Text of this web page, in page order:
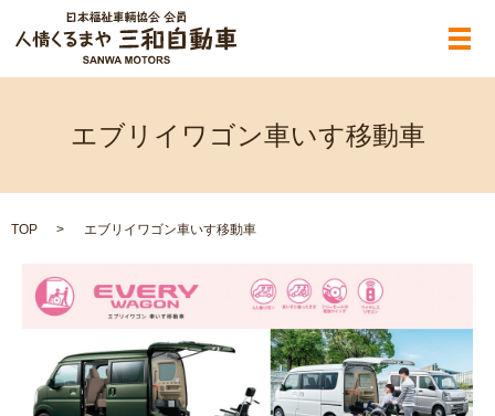
メ
エブリイワゴン車いす移動車
TOP エブリイワゴン車いす移動車